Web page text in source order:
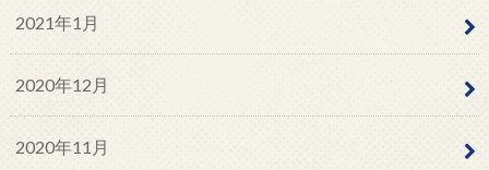
2021年1月
2020年12月
2020年11月